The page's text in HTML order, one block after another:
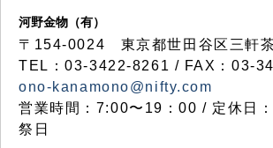
河野金物（有）
〒154-0024 東京都世田谷区三軒
TEL：03-3422-8261 / FAX：03-
ono-kanamono@nifty.com
営業時間：7:00〜19：00 / 定休日
祭日